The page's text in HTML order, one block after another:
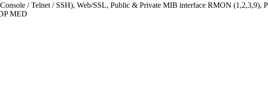
/ Telnet / SSH), Web/SSL, Public & Private MIB interface RMON (1,2,3,9),
MED